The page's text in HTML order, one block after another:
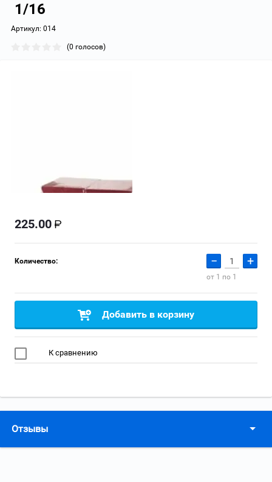
1/16
Артикул: 014
(0 голосов)
225.00
Количество: − +
от 1 по 1
Добавить в корзину
К сравнению
Отзывы